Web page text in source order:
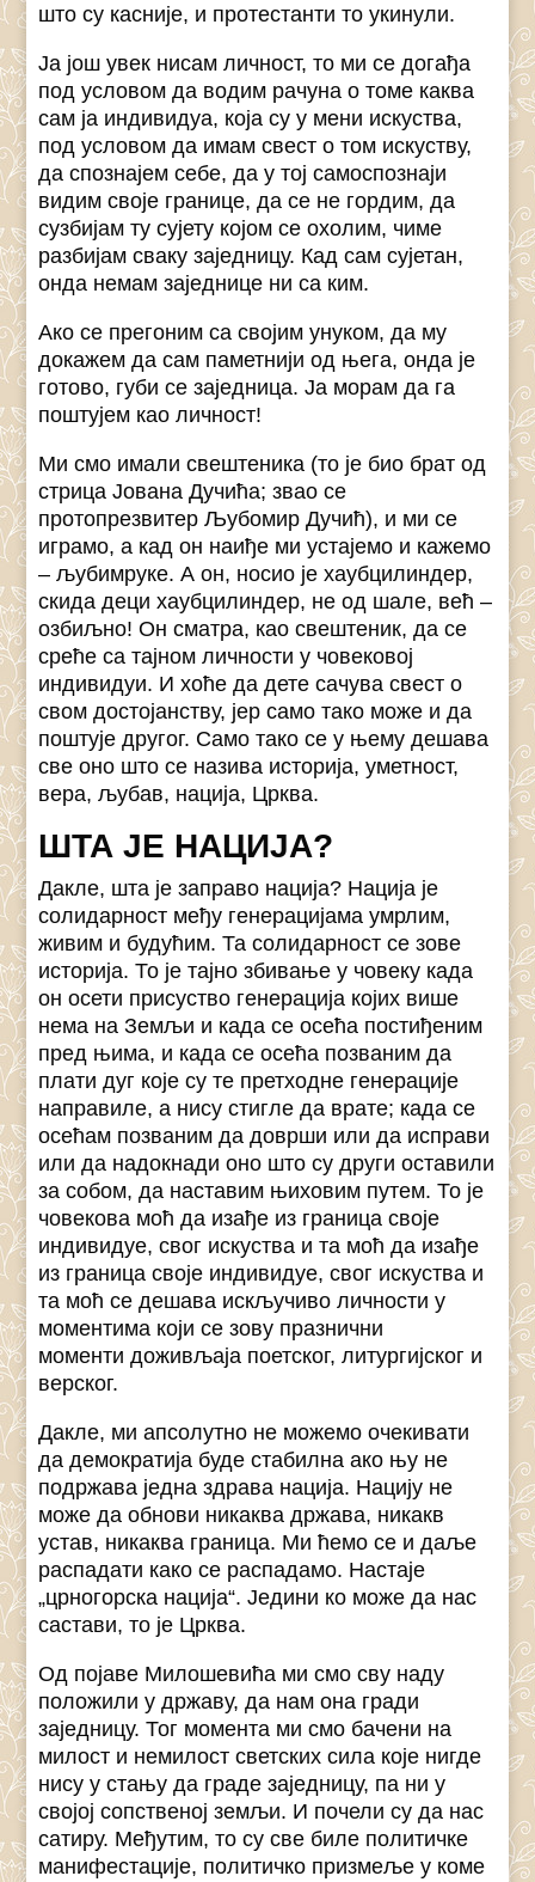
што су касније, и протестанти то укинули.
Ја још увек нисам личност, то ми се догађа
под условом да водим рачуна о томе каква
сам ја индивидуа, која су у мени искуства,
под условом да имам свест о том искуству,
да спознајем себе, да у тој самоспознаји
видим своје границе, да се не гордим, да
сузбијам ту сујету којом се охолим, чиме
разбијам сваку заједницу. Кад сам сујетан,
онда немам заједнице ни са ким.
Ако се прегоним са својим унуком, да му
докажем да сам паметнији од њега, онда је
готово, губи се заједница. Ја морам да га
поштујем као личност!
Ми смо имали свештеника (то је био брат од
стрица Јована Дучића; звао се
протопрезвитер Љубомир Дучић), и ми се
играмо, а кад он наиђе ми устајемо и кажемо
– љубимруке. А он, носио је хаубцилиндер,
скида деци хаубцилиндер, не од шале, већ –
озбиљно! Он сматра, као свештеник, да се
среће са тајном личности у човековој
индивидуи. И хоће да дете сачува свест о
свом достојанству, јер само тако може и да
поштује другог. Само тако се у њему дешава
све оно што се назива историја, уметност,
вера, љубав, нација, Црква.
ШТА ЈЕ НАЦИЈА?
Дакле, шта је заправо нација? Нација је
солидарност међу генерацијама умрлим,
живим и будућим. Та солидарност се зове
историја. То је тајно збивање у човеку када
он осети присуство генерација којих више
нема на Земљи и када се осећа постиђеним
пред њима, и када се осећа позваним да
плати дуг које су те претходне генерације
направиле, а нису стигле да врате; када се
осећам позваним да доврши или да исправи
или да надокнади оно што су други оставили
за собом, да наставим њиховим путем. То је
човекова моћ да изађе из граница своје
индивидуе, свог искуства и та моћ да изађе
из граница своје индивидуе, свог искуства и
та моћ се дешава искључиво личности у
моментима који се зову празнични
моменти доживљаја поетског, литургијског и
верског.
Дакле, ми апсолутно не можемо очекивати
да демократија буде стабилна ако њу не
подржава једна здрава нација. Нацију не
може да обнови никаква држава, никакв
устав, никаква граница. Ми ћемо се и даље
распадати како се распадамо. Настаје
„црногорска нација“. Једини ко може да нас
састави, то је Црква.
Од појаве Милошевића ми смо сву наду
положили у државу, да нам она гради
заједницу. Тог момента ми смо бачени на
милост и немилост светских сила које нигде
нису у стању да граде заједницу, па ни у
својој сопственој земљи. И почели су да нас
сатиру. Међутим, то су све биле политичке
манифестације, политичко призмеље у коме